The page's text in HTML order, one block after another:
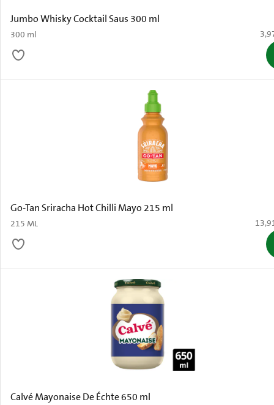
Jumbo Whisky Cocktail Saus 300 ml
300 ml €
Go-Tan Sriracha Hot Chilli Mayo 215 ml
215 ML €
Calvé Mayonaise De Échte 650 ml